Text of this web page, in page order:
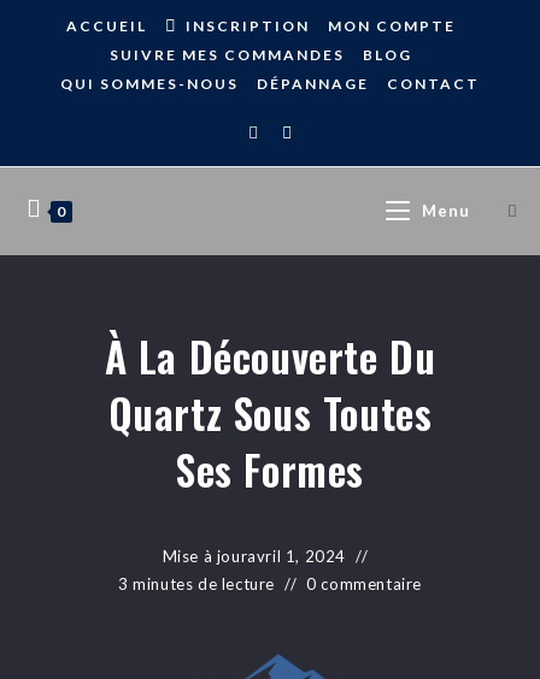
ACCUEIL INSCRIPTION
MON COMPTE
SUIVRE MES COMMANDES
BLOG
QUI SOMMES-NOUS
DÉPANNAGE CONTACT
0 Menu
À La Découverte Du
Quartz Sous Toutes
Ses Formes
Mise à jouravril 1, 2024
3 minutes de lecture
0 commentaire